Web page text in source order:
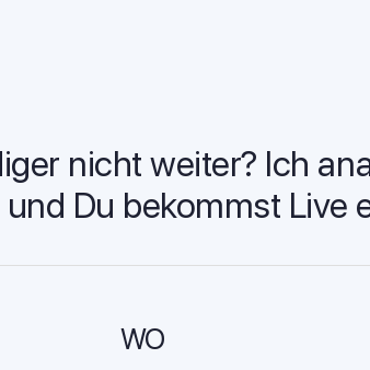
nicht weiter? Ich
Du bekommst Live
WO